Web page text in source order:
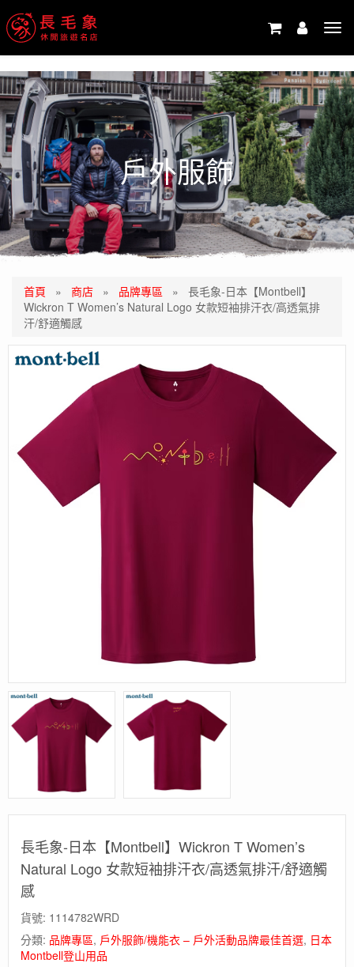
戶外服飾
首頁 » 商店 » 品牌專區 » 長毛象-日本【Montbell】
Wickron T Women’s Natural Logo 女款短袖排汗衣/高透氣排
汗/舒適觸感
長毛象-日本【Montbell】Wickron T Women’s
Natural Logo 女款短袖排汗衣/高透氣排汗/舒適觸
感
貨號: 1114782WRD
分類: 品牌專區, 戶外服飾/機能衣 – 戶外活動品牌最佳首選, 日本
Montbell登山用品